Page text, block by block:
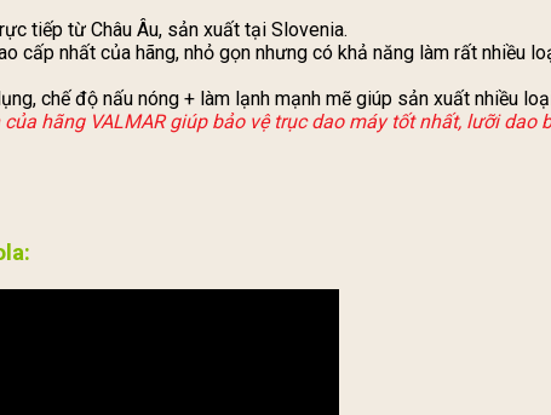
tiếp từ Châu Âu, sản xuất tại Slovenia.
cấp nhất của hãng, nhỏ gọn nhưng có khả năng làm rất
chế độ nấu nóng + làm lạnh mạnh mẽ giúp sản xuất nhiều
hãng VALMAR giúp bảo vệ trục dao máy tốt nhất, lưỡi dao